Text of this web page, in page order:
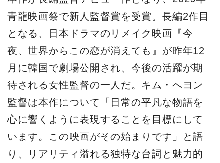
青龍映画祭で新人監督賞を受賞。長編2作目
となる、日本ドラマのリメイク映画『今
夜、世界からこの恋が消えても』が昨年12
月に韓国で劇場公開され、今後の活躍が期
待される女性監督の一人だ。キム・へヨン
監督は本作について「日常の平凡な物語を
心に響くように表現することを目標にして
います。この映画がその始まりです」と語
り、リアリティ溢れる独特な台詞と魅力的